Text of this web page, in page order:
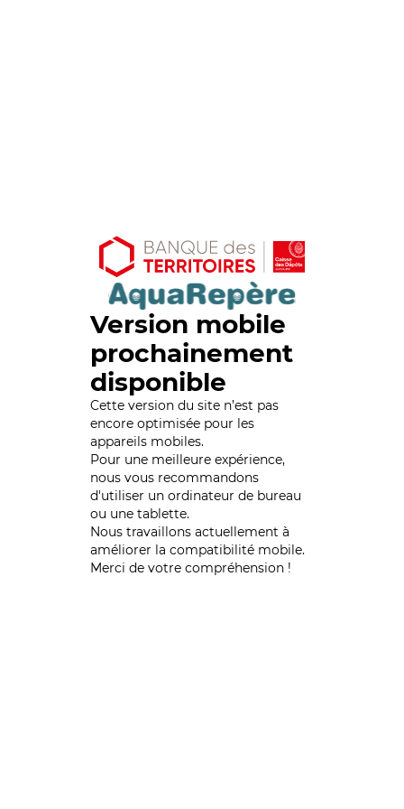
Version mobile
prochainement
disponible
Cette version du site n’est pas
encore optimisée pour les
appareils mobiles.
Pour une meilleure expérience,
nous vous recommandons
d'utiliser un ordinateur de bureau
ou une tablette.
Nous travaillons actuellement à
améliorer la compatibilité mobile.
Merci de votre compréhension !